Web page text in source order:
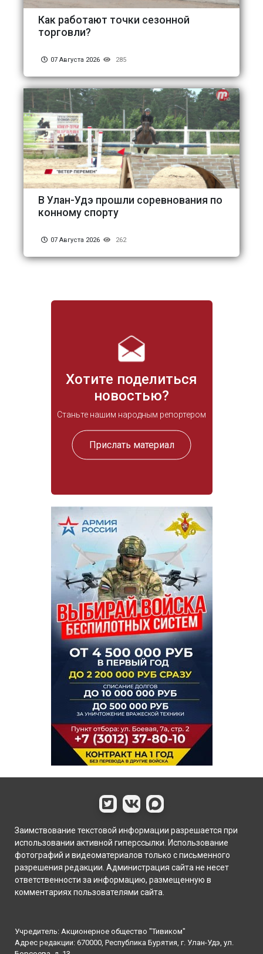
Хотите поделиться
новостью?
Станьте нашим народным репортером
Прислать материал
Как работают точки сезонной
торговли?
07 Августа 2026 285
В Улан-Удэ прошли соревнования по
конному спорту
07 Августа 2026 262
Заимствование текстовой информации разрешается при
использовании активной гиперссылки. Использование
фотографий и видеоматериалов только с письменного
разрешения редакции. Администрация сайта не несет
ответственности за информацию, размещенную в
комментариях пользователями сайта.
Учредитель: Акционерное общество "Тивиком"
Адрес редакции: 670000, Республика Бурятия, г. Улан-Удэ, ул.